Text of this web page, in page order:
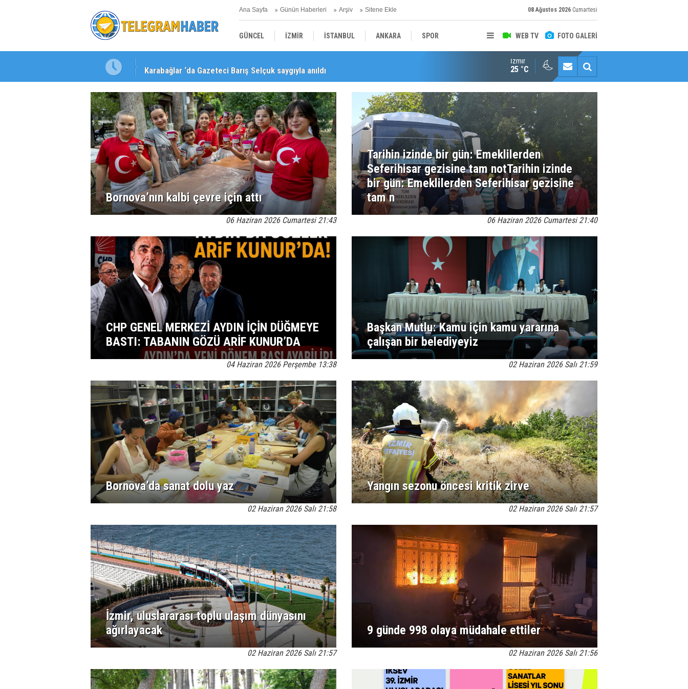
Ana Sayfa Günün Haberleri Arşiv Sitene Ekle 08 Ağustos 2026 Cumartesi
WEB TV FOTO GALERİ
GÜNCEL İZMİR İSTANBUL ANKARA SPOR
YEREL SAĞLIK
Karabağlar ‘da Gazeteci Barış Selçuk saygıyla anıldı Konaklı kadınların okuma azmi örnek oldu
İzmir
25 °C
Bornova’nın kalbi çevre için attı
06 Haziran 2026 Cumartesi 21:43
Tarihin izinde bir gün: Emeklilerden
Seferihisar gezisine tam notTarihin izinde
bir gün: Emeklilerden Seferihisar gezisine
tam n
06 Haziran 2026 Cumartesi 21:40
CHP GENEL MERKEZİ AYDIN İÇİN DÜĞMEYE
BASTI: TABANIN GÖZÜ ARİF KUNUR’DA
04 Haziran 2026 Perşembe 13:38
Başkan Mutlu: Kamu için kamu yararına
çalışan bir belediyeyiz
02 Haziran 2026 Salı 21:59
Bornova’da sanat dolu yaz
02 Haziran 2026 Salı 21:58
Yangın sezonu öncesi kritik zirve
02 Haziran 2026 Salı 21:57
İzmir, uluslararası toplu ulaşım dünyasını
ağırlayacak
02 Haziran 2026 Salı 21:57
9 günde 998 olaya müdahale ettiler
02 Haziran 2026 Salı 21:56